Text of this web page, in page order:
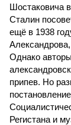
Шостаковича
Сталин
ещё в 1938
Однако
припев. Но
Регистана и